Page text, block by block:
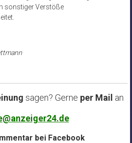
sonstiger Verstöße
sagen? Gerne per Mail an
bei Facebook